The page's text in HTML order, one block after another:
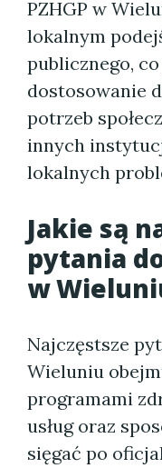
PZHGP w
lokalnym
publicznego,
dostosowanie
potrzeb
innych
lokalnych
Jakie są
pytania
w
Najczęstsze
Wieluniu
programami
usług oraz
sięgać po